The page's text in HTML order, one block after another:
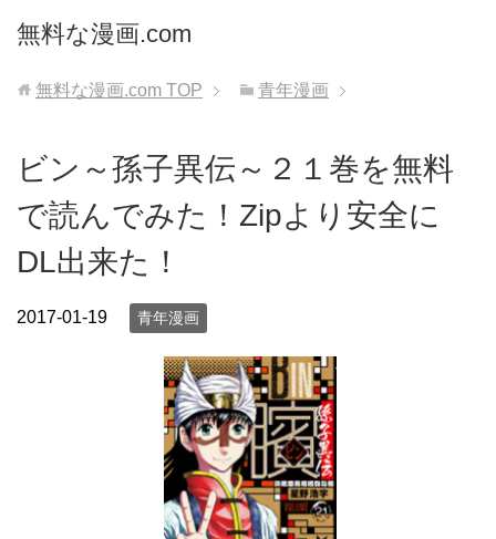
無料な漫画.com
無料な漫画.com TOP 青年漫画
ビン～孫子異伝～２１巻を無料
で読んでみた！Zipより安全に
DL出来た！
2017-01-19 青年漫画